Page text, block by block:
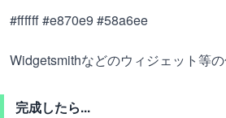
#ffffff #e870e9 #58a6ee
Widgetsmithなどのウィジェット等
完成したら...